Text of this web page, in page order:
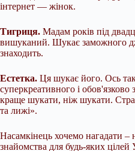
інтернет — жінок.
Тигриця. Мадам років під
вишуканий. Шукає заможного
знаходить.
Естетка. Ця шукає його. Ось
суперкреативного і
краще шукати, ніж шукати.
та лижі».
Насамкінець хочемо нагадати –
знайомства для будь-яких цілей